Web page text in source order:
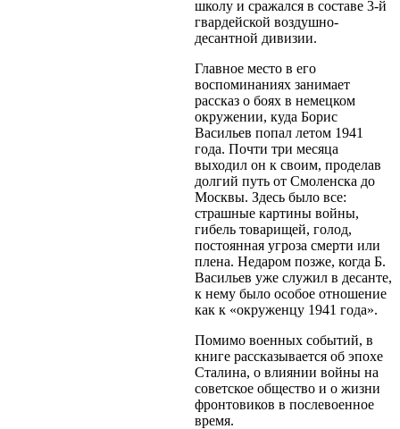
школу и сражался в составе 3-й
гвардейской воздушно-
десантной дивизии.
Главное место в его
воспоминаниях занимает
рассказ о боях в немецком
окружении, куда Борис
Васильев попал летом 1941
года. Почти три месяца
выходил он к своим, проделав
долгий путь от Смоленска до
Москвы. Здесь было все:
страшные картины войны,
гибель товарищей, голод,
постоянная угроза смерти или
плена. Недаром позже, когда Б.
Васильев уже служил в десанте,
к нему было особое отношение
как к «окруженцу 1941 года».
Помимо военных событий, в
книге рассказывается об эпохе
Сталина, о влиянии войны на
советское общество и о жизни
фронтовиков в послевоенное
время.